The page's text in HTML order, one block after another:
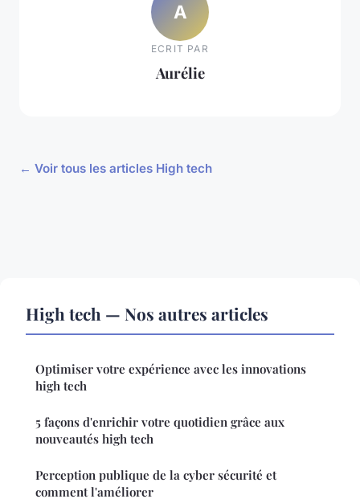
A
ECRIT PAR
Aurélie
← Voir tous les articles High tech
High tech — Nos autres articles
Optimiser votre expérience avec les innovations
high tech
5 façons d'enrichir votre quotidien grâce aux
nouveautés high tech
Perception publique de la cyber sécurité et
comment l'améliorer